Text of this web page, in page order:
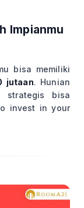
Impianmu
bisa memiliki
jutaan. Hunian
strategis bisa
invest in your